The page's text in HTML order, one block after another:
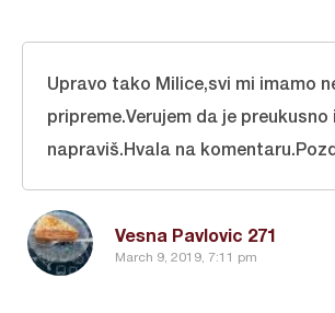
Vesna Pavlovic 271
March 9, 2019, 7:11 pm
Upravo tako Milice,svi mi imamo
pripreme.Verujem da je
napraviš.Hvala na